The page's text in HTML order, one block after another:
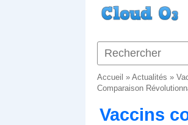
Accueil » Actualités »
Comparaison
Vaccins